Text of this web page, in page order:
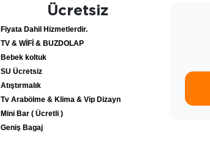
Ücretsiz
Fiyata Dahil Hizmetlerdir.
TV & WİFİ & BUZDOLAP
Bebek koltuk
SU Ücretsiz
Atıştırmalık
Tv Arabölme & Klima & Vip Dizayn
Mini Bar ( Ücretli )
Geniş Bagaj